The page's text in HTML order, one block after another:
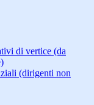
di vertice (da
(dirigenti non